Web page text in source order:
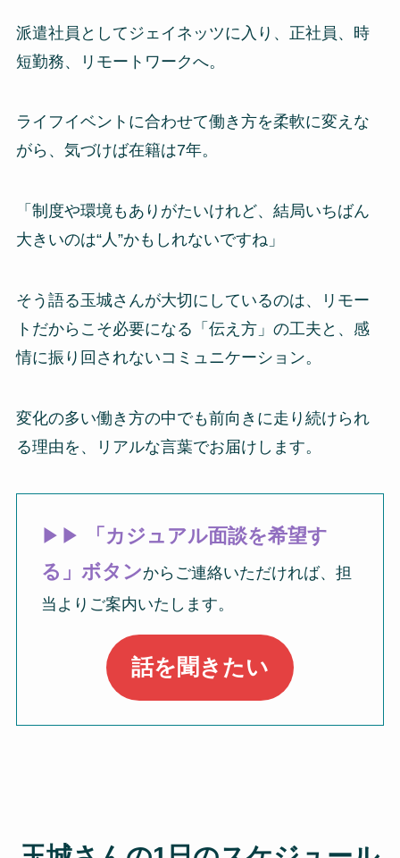
派遣社員としてジェイネッツに入り、正社員、時
短勤務、リモートワークへ。
ライフイベントに合わせて働き方を柔軟に変えな
がら、気づけば在籍は7年。
「制度や環境もありがたいけれど、結局いちばん
大きいのは“人”かもしれないですね」
そう語る玉城さんが大切にしているのは、リモー
トだからこそ必要になる「伝え方」の工夫と、感
情に振り回されないコミュニケーション。
変化の多い働き方の中でも前向きに走り続けられ
る理由を、リアルな言葉でお届けします。
▶▶
「カジュアル面談を希望す
る」ボタンからご連絡いただければ、担
当よりご案内いたします。
話を聞きたい